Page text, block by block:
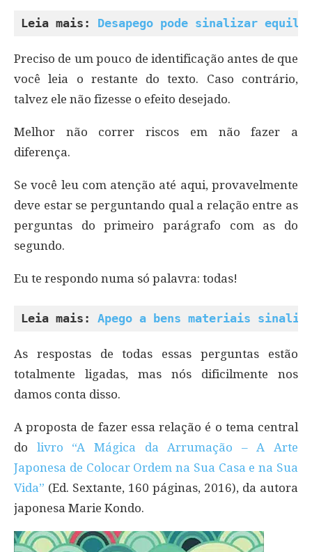
Leia mais: Desapego pode sinalizar
Preciso de um pouco de identificação antes de que
você leia o restante do texto. Caso contrário,
talvez ele não fizesse o efeito desejado.
Melhor não correr riscos em não fazer a
diferença.
Se você leu com atenção até aqui, provavelmente
deve estar se perguntando qual a relação entre as
perguntas do primeiro parágrafo com as do
segundo.
Eu te respondo numa só palavra: todas!
Leia mais: Apego a bens materiais
As respostas de todas essas perguntas estão
totalmente ligadas, mas nós dificilmente nos
damos conta disso.
A proposta de fazer essa relação é o tema central
do livro “A Mágica da Arrumação – A Arte
Japonesa de Colocar Ordem na Sua Casa e na Sua
Vida” (Ed. Sextante, 160 páginas, 2016), da autora
japonesa Marie Kondo.